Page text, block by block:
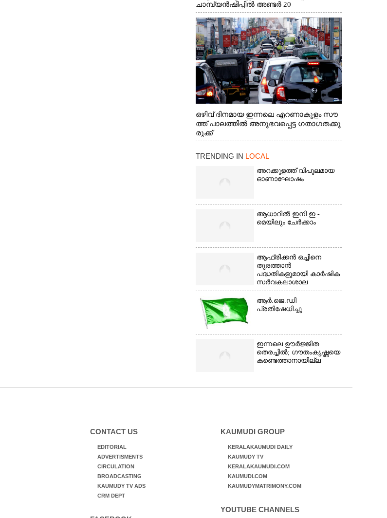
ചാമ്പ്യൻഷിപ്പിൽ അണ്ടർ 20
ആൺകുട്ടികളുടെ 200 മീറ്റർ ഓട്ടം
ഫൈനൽ മത്സരത്തിനിടെ സിന്തറ്റിക്
ട്രാക്കിന് കുറുകെ ഓടുന്ന നായകൾ.
ഒഴിവ് ദിനമായ ഇന്നലെ എറണാകുളം സൗ
ത്ത് പാലത്തിൽ അനുഭവപ്പെട്ട ഗതാഗതക്കു
രുക്ക്
TRENDING IN LOCAL
അറക്കുളത്ത് വിപുലമായ
ഓണാഘോഷം
ആധാറിൽ ഇനി ഇ -
മെയിലും ചേർക്കാം
ആഫ്രിക്കൻ ഒച്ചിനെ
തുരത്താൻ
പദ്ധതികളുമായി കാർഷിക
സർവകലാശാല
ആർ.ജെ.ഡി
പ്രതിഷേധിച്ചു
ഇന്നലെ ഊർജ്ജിത
തെരച്ചിൽ; ഗൗതംകൃഷ്ണയെ
കണ്ടെത്താനായില്ല
CONTACT US
EDITORIAL
ADVERTISMENTS
CIRCULATION
BROADCASTING
KAUMUDY TV ADS
CRM DEPT
KAUMUDI GROUP
KERALAKAUMUDI DAILY
KAUMUDY TV
KERALAKAUMUDI.COM
KAUMUDI.COM
KAUMUDYMATRIMONY.COM
YOUTUBE CHANNELS